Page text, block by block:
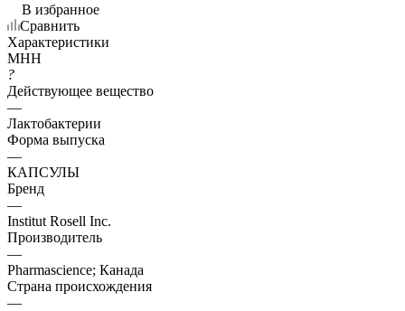
В избранное
Сравнить
Характеристики
МНН
?
Действующее вещество
—
Лактобактерии
Форма выпуска
—
КАПСУЛЫ
Бренд
—
Institut Rosell Inc.
Производитель
—
Pharmascience; Канада
Страна происхождения
—